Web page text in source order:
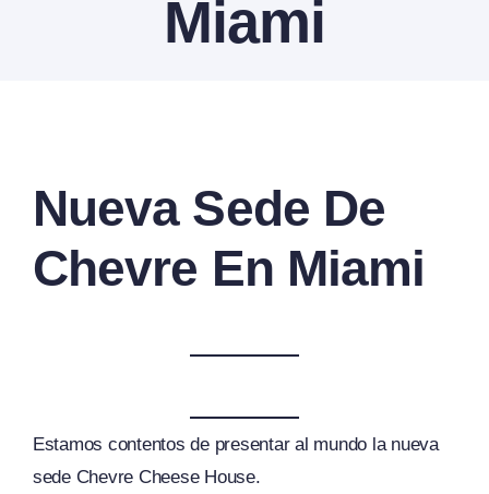
Miami
Larger
Image
Nueva Sede De
Chevre En Miami
Estamos contentos de presentar al mundo la nueva
sede Chevre Cheese House.